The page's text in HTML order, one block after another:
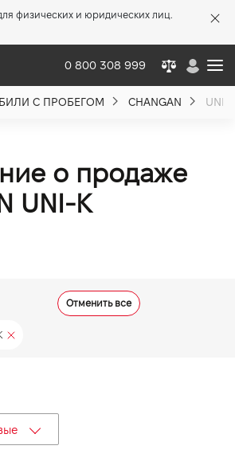
физических и юридических лиц.
0 800 308 999
С ПРОБЕГОМ CHANGAN UNI-
о продаже
UNI-K
Отменить все